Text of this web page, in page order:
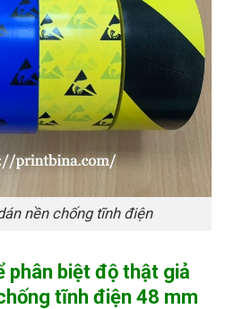
nền chống tĩnh điện
phân biệt độ thật giả
tĩnh điện 48 mm